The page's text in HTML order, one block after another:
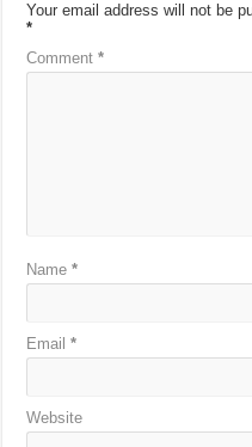
Your email address will not be
*
Comment*
Name*
Email*
Website